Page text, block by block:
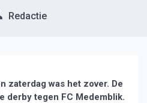
Redactie
zaterdag was het zover. De
derby tegen FC Medemblik.